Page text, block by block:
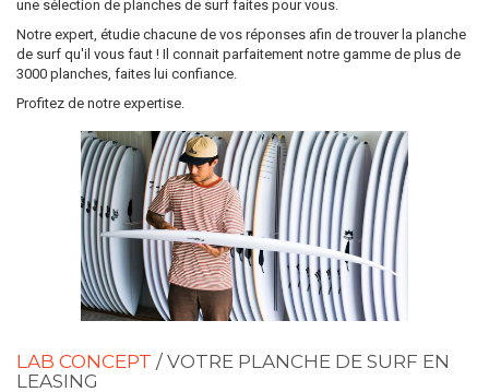
une sélection de planches de surf faites pour vous.
Notre expert, étudie chacune de vos réponses afin de trouver la planche
de surf qu'il vous faut ! Il connait parfaitement notre gamme de plus de
3000 planches, faites lui confiance.
Profitez de notre expertise.
LAB CONCEPT / VOTRE PLANCHE DE SURF EN
LEASING